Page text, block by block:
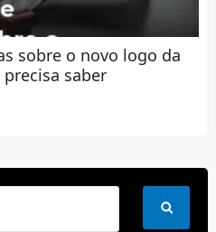
sobre o novo logo da
saber